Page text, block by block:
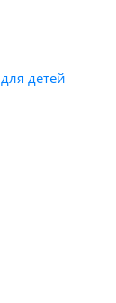
детей